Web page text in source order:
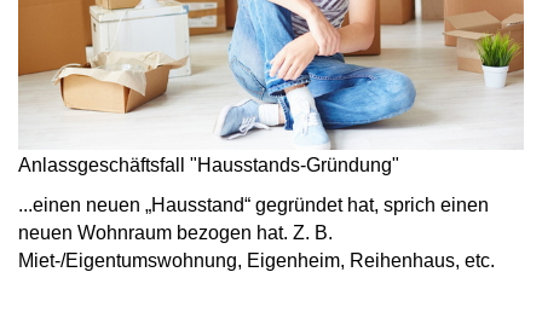
Anlassgeschäftsfall "Hausstands-Gründung"
...einen neuen „Hausstand“ gegründet hat, sprich einen
neuen Wohnraum bezogen hat. Z. B.
Miet-/Eigentumswohnung, Eigenheim, Reihenhaus, etc.